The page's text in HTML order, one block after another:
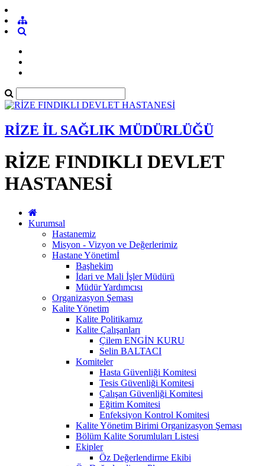
RİZE İL SAĞLIK MÜDÜRLÜĞÜ
RİZE FINDIKLI DEVLET
HASTANESİ
Kurumsal
Hastanemiz
Misyon - Vizyon ve Değerlerimiz
Hastane Yönetimİ
Başhekim
İdari ve Mali İşler Müdürü
Müdür Yardımcısı
Organizasyon Şeması
Kalite Yönetim
Kalite Politikamız
Kalite Çalışanları
Çilem ENGİN KURU
Selin BALTACI
Komiteler
Hasta Güvenliği Komitesi
Tesis Güvenliği Komitesi
Çalışan Güvenliği Komitesi
Eğitim Komitesi
Enfeksiyon Kontrol Komitesi
Kalite Yönetim Birimi Organizasyon Şeması
Bölüm Kalite Sorumluları Listesi
Ekipler
Öz Değerlendirme Ekibi